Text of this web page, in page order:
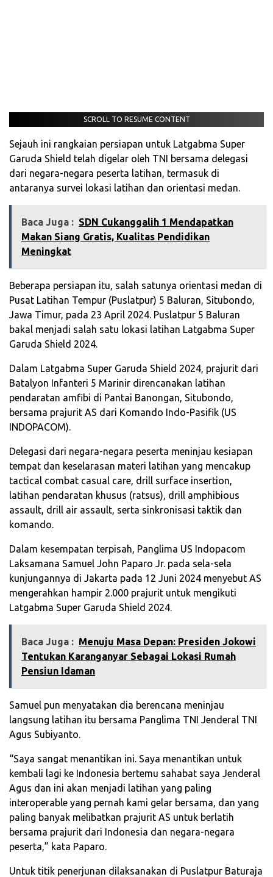
SCROLL TO RESUME CONTENT
Sejauh ini rangkaian persiapan untuk Latgabma Super
Garuda Shield telah digelar oleh TNI bersama delegasi
dari negara-negara peserta latihan, termasuk di
antaranya survei lokasi latihan dan orientasi medan.
Baca Juga : SDN Cukanggalih 1 Mendapatkan
Makan Siang Gratis, Kualitas Pendidikan
Meningkat
Beberapa persiapan itu, salah satunya orientasi medan di
Pusat Latihan Tempur (Puslatpur) 5 Baluran, Situbondo,
Jawa Timur, pada 23 April 2024. Puslatpur 5 Baluran
bakal menjadi salah satu lokasi latihan Latgabma Super
Garuda Shield 2024.
Dalam Latgabma Super Garuda Shield 2024, prajurit dari
Batalyon Infanteri 5 Marinir direncanakan latihan
pendaratan amfibi di Pantai Banongan, Situbondo,
bersama prajurit AS dari Komando Indo-Pasifik (US
INDOPACOM).
Delegasi dari negara-negara peserta meninjau kesiapan
tempat dan keselarasan materi latihan yang mencakup
tactical combat casual care, drill surface insertion,
latihan pendaratan khusus (ratsus), drill amphibious
assault, drill air assault, serta sinkronisasi taktik dan
komando.
Dalam kesempatan terpisah, Panglima US Indopacom
Laksamana Samuel John Paparo Jr. pada sela-sela
kunjungannya di Jakarta pada 12 Juni 2024 menyebut AS
mengerahkan hampir 2.000 prajurit untuk mengikuti
Latgabma Super Garuda Shield 2024.
Baca Juga : Menuju Masa Depan: Presiden Jokowi
Tentukan Karanganyar Sebagai Lokasi Rumah
Pensiun Idaman
Samuel pun menyatakan dia berencana meninjau
langsung latihan itu bersama Panglima TNI Jenderal TNI
Agus Subiyanto.
“Saya sangat menantikan ini. Saya menantikan untuk
kembali lagi ke Indonesia bertemu sahabat saya Jenderal
Agus dan ini akan menjadi latihan yang paling
interoperable yang pernah kami gelar bersama, dan yang
paling banyak melibatkan prajurit AS untuk berlatih
bersama prajurit dari Indonesia dan negara-negara
peserta,” kata Paparo.
Untuk titik penerjunan dilaksanakan di Puslatpur Baturaja